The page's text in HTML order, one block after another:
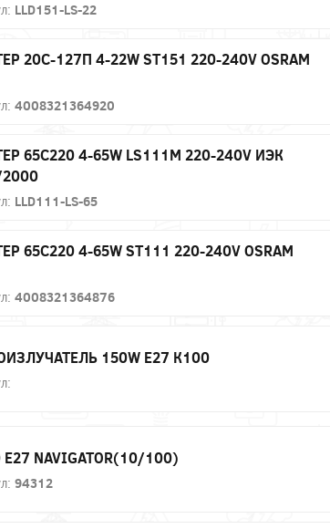
LLD151-LS-22
20С-127П 4-22W ST151 220-240V OSRAM
4008321364920
65С220 4-65W LS111М 220-240V ИЭК
LLD111-LS-65
65С220 4-65W ST111 220-240V OSRAM
4008321364876
150W Е27 К100
NAVIGATOR(10/100)
94312